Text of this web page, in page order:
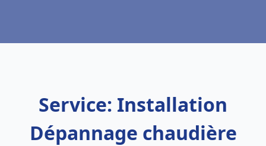
Service: Installation
Dépannage chaudière